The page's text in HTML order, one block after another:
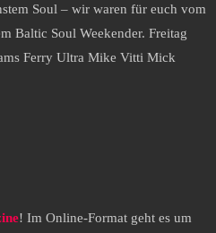
Soul – wir waren für euch vom
Baltic Soul Weekender. Freitag
Ferry Ultra Mike Vitti Mick
! Im Online-Format geht es um